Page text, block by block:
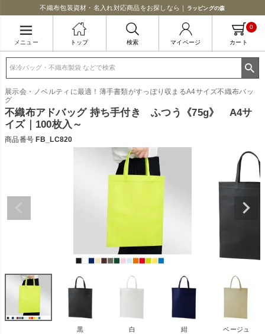
不織布包装資材・名入れ対応商品をお探しなら｜ ラッピングの森
メニュー トップ 検索 マイページ カート
0
展示会・ノベルティに最適！薄手書類がすっぽり収まるA4サイズ不織布バッ
グ
不織布アドバッグ 持ち手付き ふつう《75g》 A4サ
イズ｜100枚入～
商品番号 FB_LC820
黒 白 紺 ベージュ